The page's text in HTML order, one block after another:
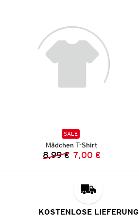
SALE
Mädchen T-Shirt
Vorheriger Preis:
8,99 € Neuer Preis:
7,00 €
KOSTENLOSE LIEFERUNG